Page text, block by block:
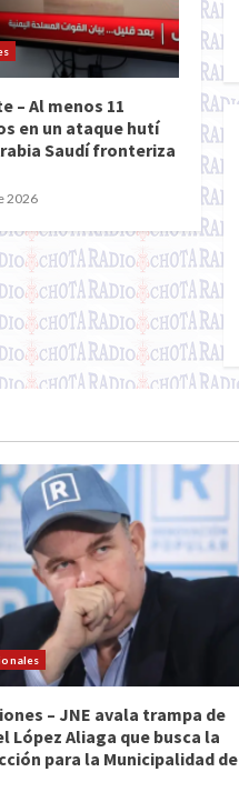
– Al menos 11
en un ataque hutí
Saudí fronteriza
2026
– JNE avala trampa de
López Aliaga que busca la
para la Municipalidad de